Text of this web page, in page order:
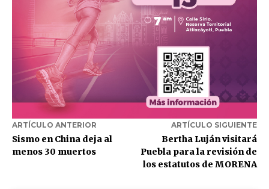
ARTÍCULO ANTERIOR
Sismo en China deja al
menos 30 muertos
ARTÍCULO SIGUIENTE
Bertha Luján visitará
Puebla para la revisión de
los estatutos de MORENA